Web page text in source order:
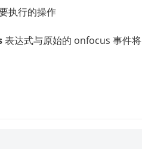
执行的操作
表达式与原始的 onfocus 事件将